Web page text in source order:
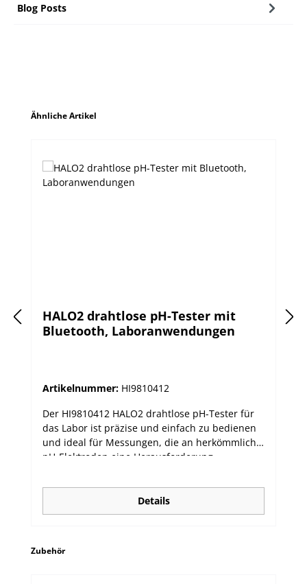
Blog Posts
Produktgalerie überspringen
Ähnliche Artikel
HALO2 drahtlose pH-Tester mit
Bluetooth, Laboranwendungen
Artikelnummer: HI9810412
Der HI9810412 HALO2 drahtlose pH-Tester für
das Labor ist präzise und einfach zu bedienen
und ideal für Messungen, die an herkömmliche
pH-Elektroden eine Herausforderung
sowohl als Tester als auch über das integrierte
Bluetooth-Modul mit einem kompatiblen
Smartgerät mit Hanna Lab App genutzt werden.
Richtlinien ausgegeben. Besonders einfache
Details
Produktgalerie überspringen
Zubehör